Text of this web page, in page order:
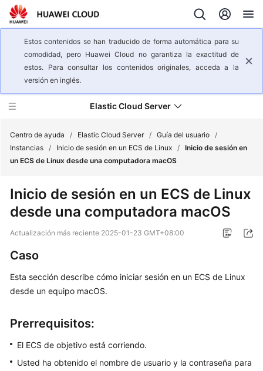
Estos contenidos se han traducido de forma automática para su
comodidad, pero Huawei Cloud no garantiza la exactitud de
estos. Para consultar los contenidos originales, acceda a la
versión en inglés.
Elastic Cloud Server
del
servicio
Pasos
Guía
del
Instancias
Selección
Centro de ayuda / Elastic Cloud Server / Guía del usuario /
Instancias / Inicio de sesión en un ECS de Linux / Inicio de sesión en
un ECS de Linux desde una computadora macOS
Inicio de sesión en un ECS de Linux
desde una computadora macOS
Actualización más reciente 2025-01-23 GMT+08:00
Caso
Esta sección describe cómo iniciar sesión en un ECS de Linux
desde un equipo macOS.
Prerrequisitos:
El ECS de objetivo está corriendo.
Usted ha obtenido el nombre de usuario y la contraseña para